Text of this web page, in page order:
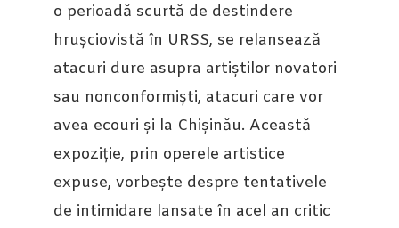
o perioadă scurtă de destindere
hrușciovistă în URSS, se relansează
atacuri dure asupra artiștilor novatori
sau nonconformiști, atacuri care vor
avea ecouri și la Chișinău. Această
expoziție, prin operele artistice
expuse, vorbește despre tentativele
de intimidare lansate în acel an critic